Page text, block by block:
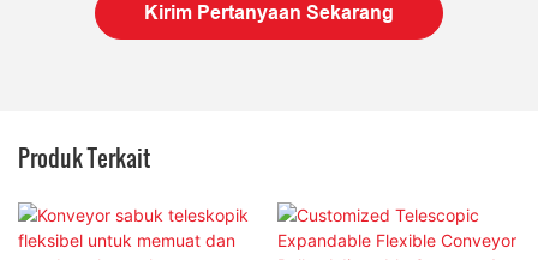
Kirim Pertanyaan Sekarang
Produk Terkait